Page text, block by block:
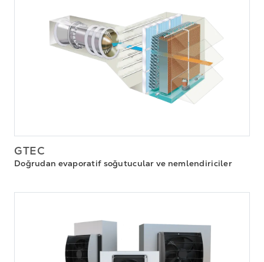
GTEC
Doğrudan evaporatif soğutucular ve nemlendiriciler